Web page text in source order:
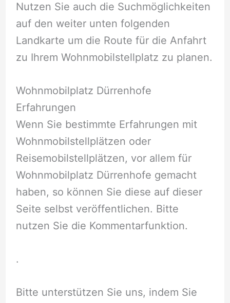
Nutzen Sie auch die Suchmöglichkeiten
auf den weiter unten folgenden
Landkarte um die Route für die Anfahrt
zu Ihrem Wohnmobilstellplatz zu planen.
Wohnmobilplatz Dürrenhofe
Erfahrungen
Wenn Sie bestimmte Erfahrungen mit
Wohnmobilstellplätzen oder
Reisemobilstellplätzen, vor allem für
Wohnmobilplatz Dürrenhofe gemacht
haben, so können Sie diese auf dieser
Seite selbst veröffentlichen. Bitte
nutzen Sie die Kommentarfunktion.
.
Bitte unterstützen Sie uns, indem Sie